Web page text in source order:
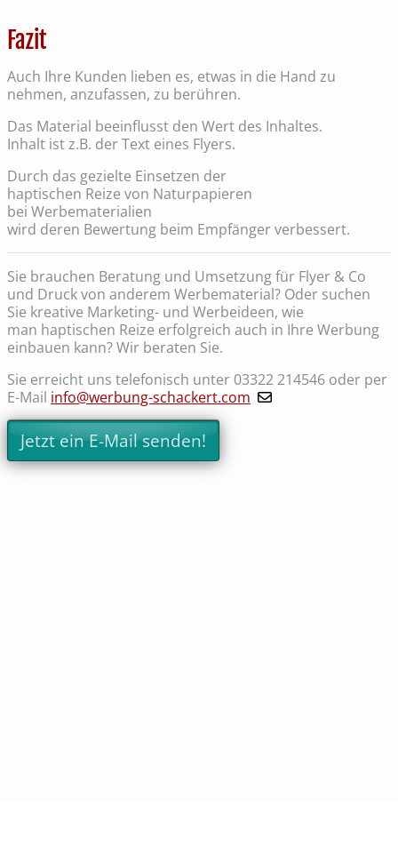
Fazit
Auch Ihre Kunden lieben es, etwas in die Hand zu
nehmen, anzufassen, zu berühren.
Das Material beeinflusst den Wert des Inhaltes.
Inhalt ist z.B. der Text eines Flyers.
Durch das gezielte Einsetzen der
haptischen Reize von Naturpapieren
bei Werbematerialien
wird deren Bewertung beim Empfänger verbessert.
Sie brauchen Beratung und Umsetzung für Flyer & Co
und Druck von anderem Werbematerial? Oder suchen
Sie kreative Marketing- und Werbeideen, wie
man haptischen Reize erfolgreich auch in Ihre Werbung
einbauen kann? Wir beraten Sie.
Sie erreicht uns telefonisch unter 03322 214546 oder per
E-Mail info@werbung-schackert.com
Jetzt ein E-Mail senden!